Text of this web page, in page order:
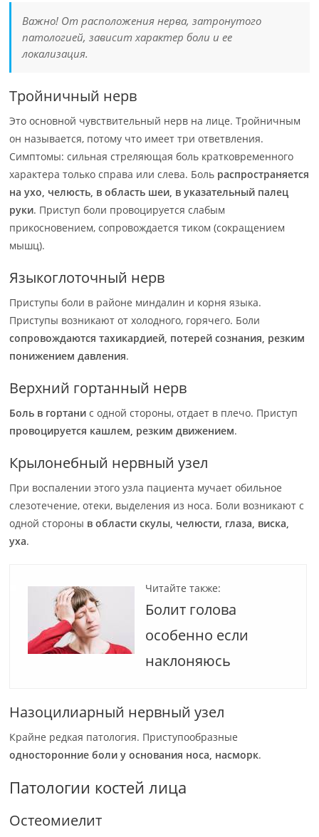
Важно! От расположения нерва, затронутого
патологией, зависит характер боли и ее
локализация.
Тройничный нерв
Это основной чувствительный нерв на лице. Тройничным
он называется, потому что имеет три ответвления.
Симптомы: сильная стреляющая боль кратковременного
характера только справа или слева. Боль распространяется
на ухо, челюсть, в область шеи, в указательный палец
руки. Приступ боли провоцируется слабым
прикосновением, сопровождается тиком (сокращением
мышц).
Языкоглоточный нерв
Приступы боли в районе миндалин и корня языка.
Приступы возникают от холодного, горячего. Боли
сопровождаются тахикардией, потерей сознания, резким
понижением давления.
Верхний гортанный нерв
Боль в гортани с одной стороны, отдает в плечо. Приступ
провоцируется кашлем, резким движением.
Крылонебный нервный узел
При воспалении этого узла пациента мучает обильное
слезотечение, отеки, выделения из носа. Боли возникают с
одной стороны в области скулы, челюсти, глаза, виска,
уха.
Читайте также:
Болит голова
особенно если
наклоняюсь
Назоцилиарный нервный узел
Крайне редкая патология. Приступообразные
односторонние боли у основания носа, насморк.
Патологии костей лица
Остеомиелит